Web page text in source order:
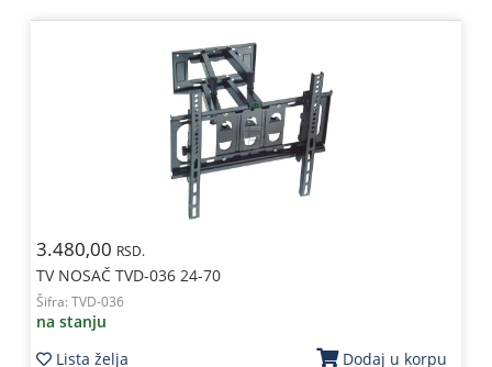
3.480,00 RSD.
TV NOSAČ TVD-036 24-70
Šifra: TVD-036
na stanju
Lista želja
Dodaj u korpu